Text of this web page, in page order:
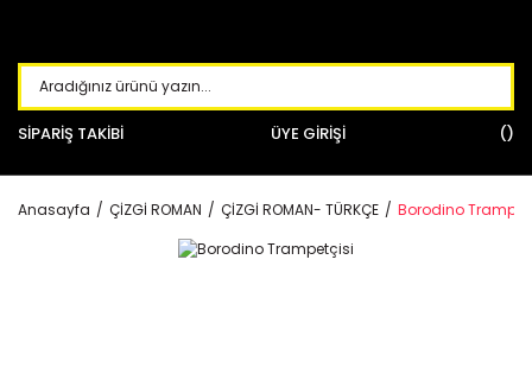
SİPARİŞ TAKİBİ ÜYE GİRİŞİ
Anasayfa ÇİZGİ ROMAN ÇİZGİ ROMAN- TÜRKÇE Borodino